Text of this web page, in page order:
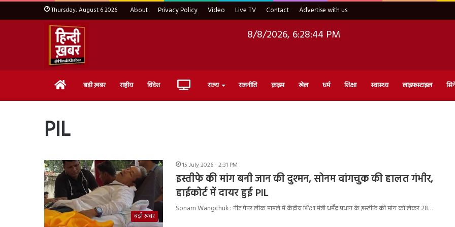
Thursday, August 6 2026 About Privacy Policy Video Live TV Contact Advertise with us
8/8/2026, 6:28:45 PM
Home बड़ी ख़बर राष्ट्रीय विदेश Live राज्य राजनीति क्राइम खेल धर्म शिक्षा स्वास्थ्य लाइफ़स्टाइल
PIL
बड़ी ख़बर
15 July 2026 - 2:31 PM
इस्तीफे की मांग बनी जान की दुश्मन, सोनम वांगचुक की हालत गंभीर,
हाईकोर्ट में दायर हुई PIL
Sonam Wangchuk : नीट पेपर लीक मामले में केंद्रीय शिक्षा मंत्री धर्मेंद्र प्रधान के इस्तीफे की मांग को लेकर 28…